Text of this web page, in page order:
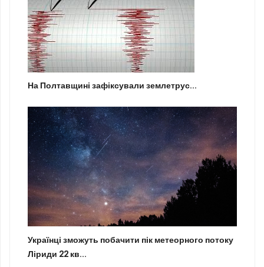
На Полтавщині зафіксували землетрус...
Українці зможуть побачити пік метеорного потоку
Ліриди 22 кв...